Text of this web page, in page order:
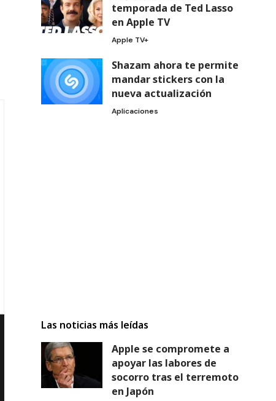
temporada de Ted Lasso
en Apple TV
Apple TV+
Shazam ahora te permite
mandar stickers con la
nueva actualización
Aplicaciones
Las noticias más leídas
Apple se compromete a
apoyar las labores de
socorro tras el terremoto
en Japón